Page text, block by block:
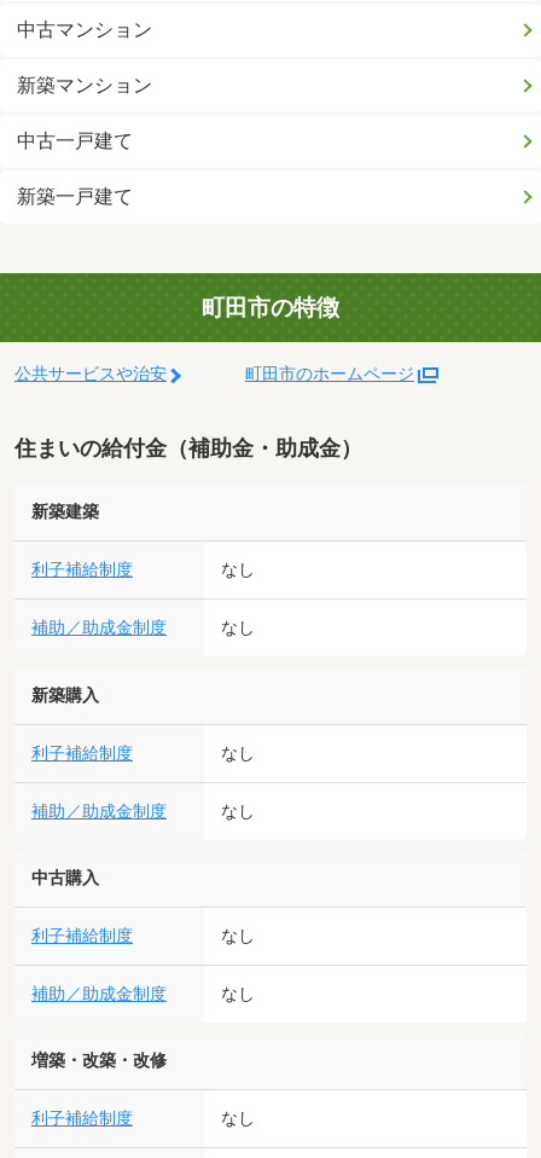
中古マンション
新築マンション
中古一戸建て
新築一戸建て
町田市の特徴
公共サービスや治安 町田市のホームページ
住まいの給付金（補助金・助成金）
新築建築
利子補給制度 なし
補助／助成金制度 なし
新築購入
利子補給制度 なし
補助／助成金制度 なし
中古購入
利子補給制度 なし
補助／助成金制度 なし
増築・改築・改修
利子補給制度 なし